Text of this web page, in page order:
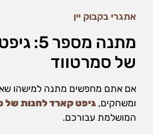
אתגרי בקבוק יין
מתנה
של סמרטווד
אם אתם מחפשים מתנה למישהו
ומשחקים, גיפט קארד לחנות של
המושלמת עבורכם.